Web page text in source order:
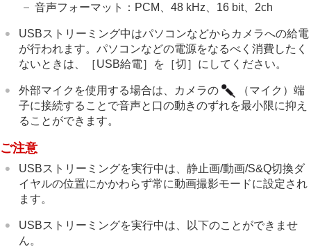
音声フォーマット：PCM、48 kHz、16 bit、2ch
USBストリーミング中はパソコンなどからカメラへの給電
が行われます。パソコンなどの電源をなるべく消費したく
ないときは、
［USB給電］ を ［切］ にしてください。
外部マイクを使用する場合は、カメラの
（マイク）端
子に接続することで音声と口の動きのずれを最小限に抑え
ることができます。
ご注意
USBストリーミングを実行中は、静止画/動画/S&Q切換ダ
イヤルの位置にかかわらず常に動画撮影モードに設定され
ます。
USBストリーミングを実行中は、以下のことができませ
ん。